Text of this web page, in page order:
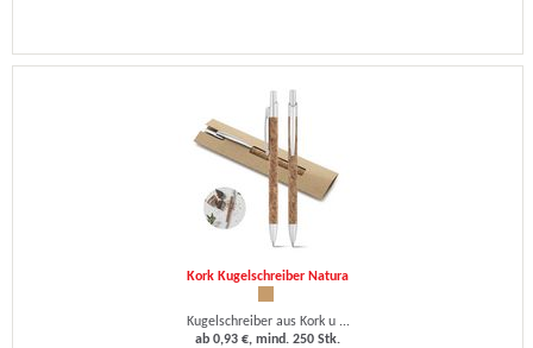
Kork Kugelschreiber Natura
Kugelschreiber aus Kork u ...
ab 0,93 €, mind. 250 Stk.